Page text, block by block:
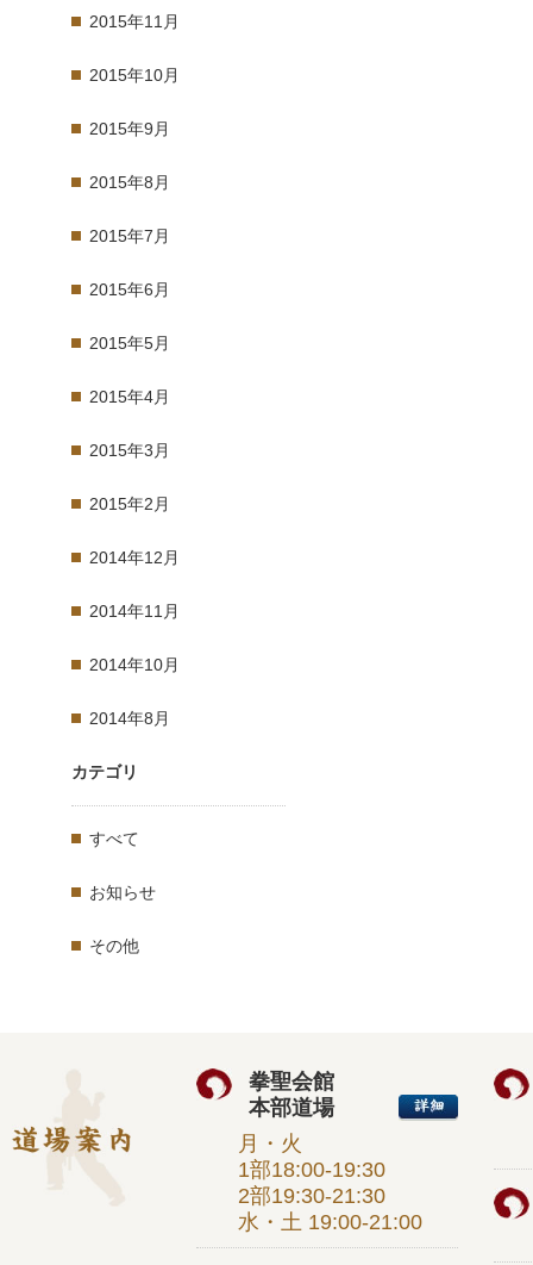
2015年11月
2015年10月
2015年9月
2015年8月
2015年7月
2015年6月
2015年5月
2015年4月
2015年3月
2015年2月
2014年12月
2014年11月
2014年10月
2014年8月
カテゴリ
すべて
お知らせ
その他
拳聖会館
本部道場
月・火
1部18:00-19:30
2部19:30-21:30
水・土 19:00-21:00